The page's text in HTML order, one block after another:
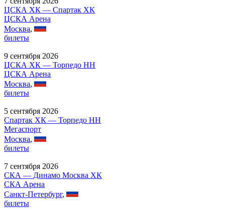
ЦСКА ХК — Спартак ХК
ЦСКА Арена
Москва,
билеты
9 сентября 2026
ЦСКА ХК — Торпедо НН
ЦСКА Арена
Москва,
билеты
5 сентября 2026
Спартак ХК — Торпедо НН
Мегаспорт
Москва,
билеты
7 сентября 2026
СКА — Динамо Москва ХК
СКА Арена
Санкт-Петербург,
билеты